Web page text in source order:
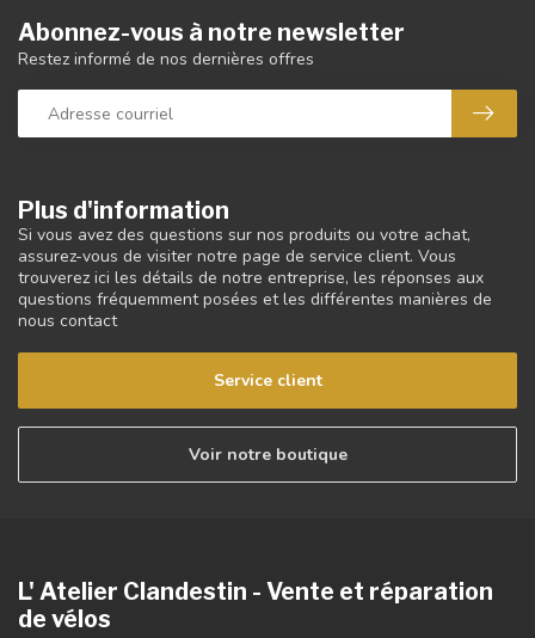
Plus d'information
Si vous avez des questions sur nos produits ou votre achat,
assurez-vous de visiter notre page de service client. Vous
trouverez ici les détails de notre entreprise, les réponses aux
questions fréquemment posées et les différentes manières de
nous contact
Service client
Voir notre boutique
Abonnez-vous à notre newsletter
Restez informé de nos dernières offres
L' Atelier Clandestin - Vente et réparation
de vélos